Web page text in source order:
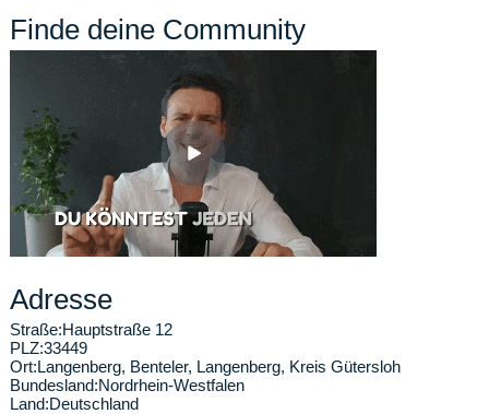
Finde deine Community
Adresse
Straße:Hauptstraße 12
PLZ:33449
Ort:Langenberg, Benteler, Langenberg, Kreis Gütersloh
Bundesland:Nordrhein-Westfalen
Land:Deutschland